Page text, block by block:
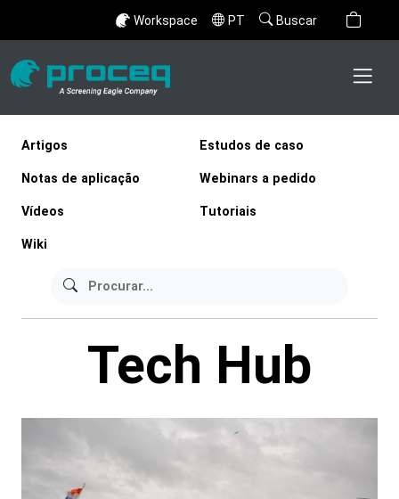
Workspace PT Buscar
Artigos Estudos de caso
Notas de aplicação Webinars a pedido
Vídeos Tutoriais
Wiki
Tech Hub